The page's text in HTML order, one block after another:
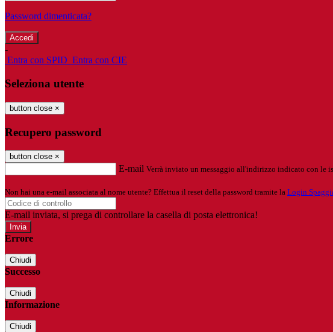
Password dimenticata?
-
Entra con SPID Entra con CIE
Seleziona utente
button close ×
Recupero password
button close ×
E-mail Verrà inviato un messaggio all'indirizzo indicato con le
Non hai una e-mail associata al nome utente? Effettua il reset della password tramite la Login
E-mail inviata, si prega di controllare la casella di posta elettronica!
Errore
Chiudi
Successo
Chiudi
Informazione
Chiudi